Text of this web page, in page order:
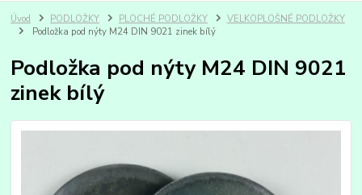
Úvod PODLOŽKY PLOCHÉ PODLOŽKY
VELKOPLOŠNÉ PODLOŽKY
Podložka pod nýty M24 DIN 9021 zinek bílý
Podložka pod nýty M24 DIN 9021
zinek bílý